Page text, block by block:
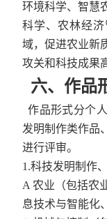
环境科学、智慧
科学、农林经济
域，促进农业新
攻关和科技成果
六、作品
作品形式分个
发明制作类作品
进行评审。
1.科技发明制作
A 农业（包括农
息技术与智能化